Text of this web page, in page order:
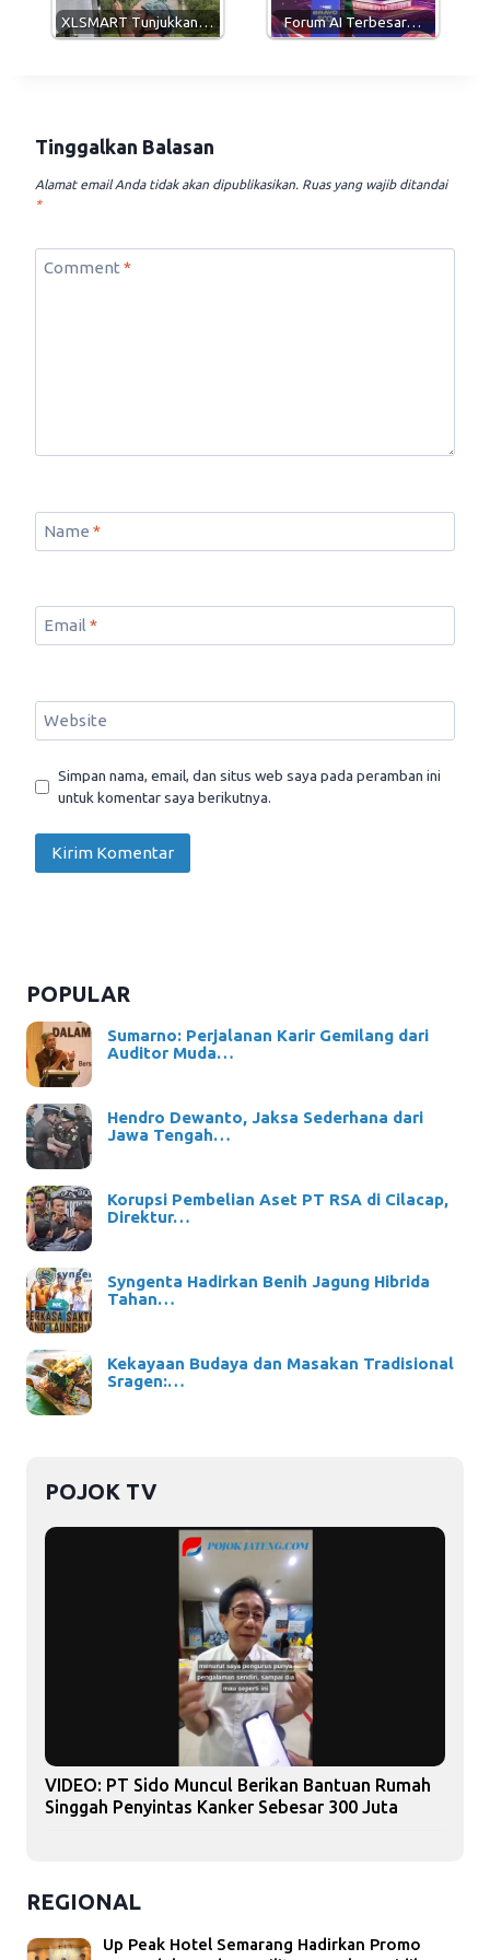
XLSMART Tunjukkan… Forum AI Terbesar…
Tinggalkan Balasan
Alamat email Anda tidak akan dipublikasikan. Ruas yang wajib ditandai
*
Comment*
Name *
Email*
Website
Simpan nama, email, dan situs web saya pada peramban ini
untuk komentar saya berikutnya.
POPULAR
Sumarno: Perjalanan Karir Gemilang dari
Auditor Muda…
Hendro Dewanto, Jaksa Sederhana dari
Jawa Tengah…
Korupsi Pembelian Aset PT RSA di Cilacap,
Direktur…
Syngenta Hadirkan Benih Jagung Hibrida
Tahan…
Kekayaan Budaya dan Masakan Tradisional
Sragen:…
POJOK TV
VIDEO: PT Sido Muncul Berikan Bantuan Rumah
Singgah Penyintas Kanker Sebesar 300 Juta
REGIONAL
Up Peak Hotel Semarang Hadirkan Promo